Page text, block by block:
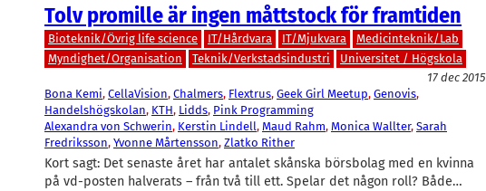
Tolv promille är ingen måttstock för framtiden
Bioteknik/Övrig life science IT/Hårdvara IT/Mjukvara
Medicinteknik/Lab
Myndighet/Organisation
Teknik/Verkstadsindustri
Universitet / Högskola
17 dec 2015
Bona Kemi, CellaVision, Chalmers, Flextrus, Geek Girl Meetup, Genovis
Handelshögskolan, KTH, Lidds, Pink Programming
Alexandra von Schwerin, Kerstin Lindell, Maud Rahm, Monica Wallter, Sarah
Fredriksson, Yvonne Mårtensson, Zlatko Rither
Kort sagt: Det senaste året har antalet skånska börsbolag med en kvinna
på vd-posten halverats – från två till ett. Spelar det någon roll? Både…